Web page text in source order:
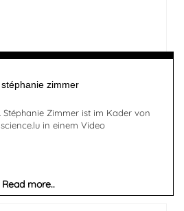
zimmer
Stéphanie Zimmer ist im Kader von
in einem Video
Read more..